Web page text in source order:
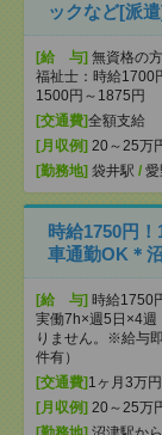
ックなど[派
[給 与] 無資格の
福祉士：時給1700
1500円～1875円
[交通費]全額支給
[月収例] 20～25万
[勤務地] 袋井駅 / 愛
時給1750円
車通勤OK＊
[給 与] 時給1750
実働7h×週5日×4
りません。※給与
件有）
[交通費] 1ヶ月3万
[月収例] 20～25万